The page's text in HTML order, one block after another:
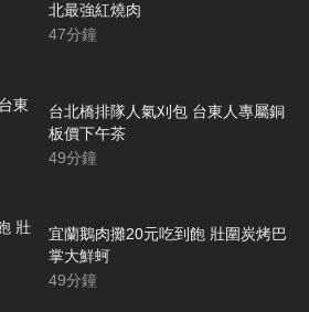
北最強紅燒肉
47分鐘
台北橋排隊人氣刈包 台東人專屬銅
板價下午茶
49分鐘
宜蘭鵝肉攤20元吃到飽 壯圍炭烤巴
掌大鮮蚵
49分鐘